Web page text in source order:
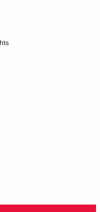
· Klima und Energie